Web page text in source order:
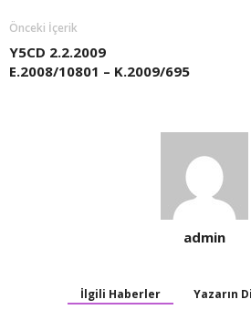
Önceki İçerik
Y5CD 2.2.2009
E.2008/10801 – K.2009/695
admin
İlgili Haberler Yazarın